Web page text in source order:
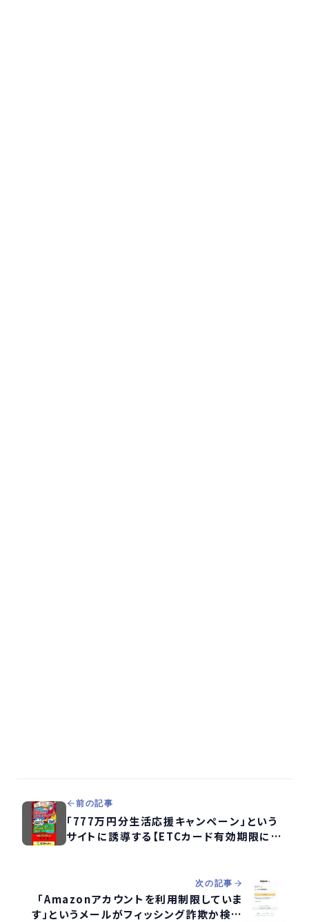
前の記事
「777万円分生活応援キャンペーン」という
サイトに誘導する【ETCカード有効期限につ
次の記事
「Amazonアカウントを利用制限していま
す」というメールがフィッシング詐欺か検証